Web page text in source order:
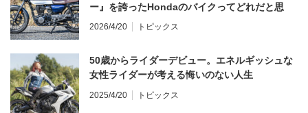
ー』を誇ったHondaのバイクってどれだと思
う？
2026/4/20 トピックス
50歳からライダーデビュー。エネルギッシュな
女性ライダーが考える悔いのない人生
2025/4/20 トピックス